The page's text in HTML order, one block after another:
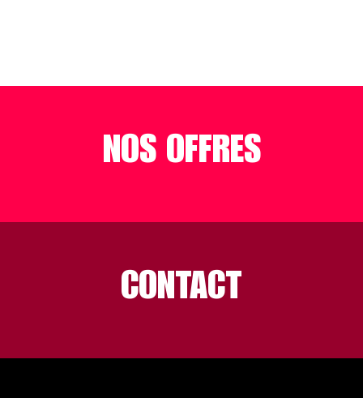
NOS OFFRES
CONTACT